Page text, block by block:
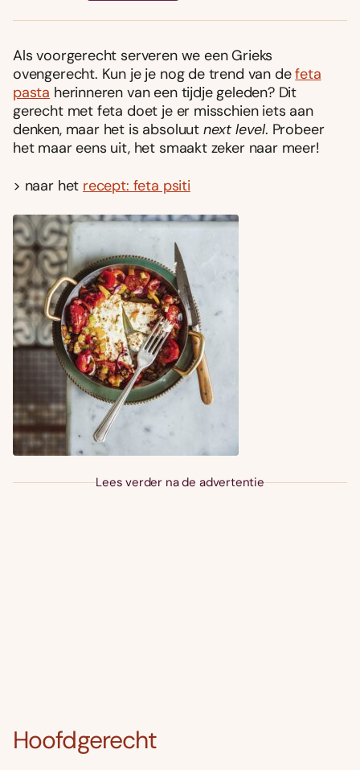
Als voorgerecht serveren we een Grieks
ovengerecht. Kun je je nog de trend van defeta
pasta herinneren van een tijdje geleden? Dit
gerecht met feta doet je er misschien iets aan
denken, maar het is absoluut next level. Probeer
het maar eens uit, het smaakt zeker naar meer!
> naar het recept: feta psiti
Lees verder na de advertentie
Hoofdgerecht